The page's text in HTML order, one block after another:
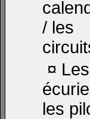
/ les
¤ Les
les